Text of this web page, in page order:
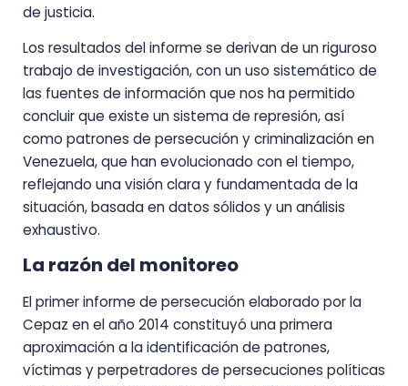
de justicia.
Los resultados del informe se derivan de un riguroso
trabajo de investigación, con un uso sistemático de
las fuentes de información que nos ha permitido
concluir que existe un sistema de represión, así
como patrones de persecución y criminalización en
Venezuela, que han evolucionado con el tiempo,
reflejando una visión clara y fundamentada de la
situación, basada en datos sólidos y un análisis
exhaustivo.
La razón del monitoreo
El primer informe de persecución elaborado por la
Cepaz en el año 2014 constituyó una primera
aproximación a la identificación de patrones,
víctimas y perpetradores de persecuciones políticas